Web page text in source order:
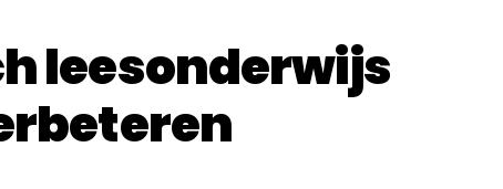
leesonderwijs